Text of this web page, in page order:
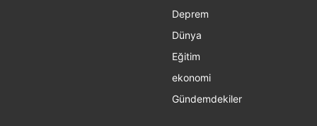
Deprem
Dünya
Eğitim
ekonomi
Gündemdekiler